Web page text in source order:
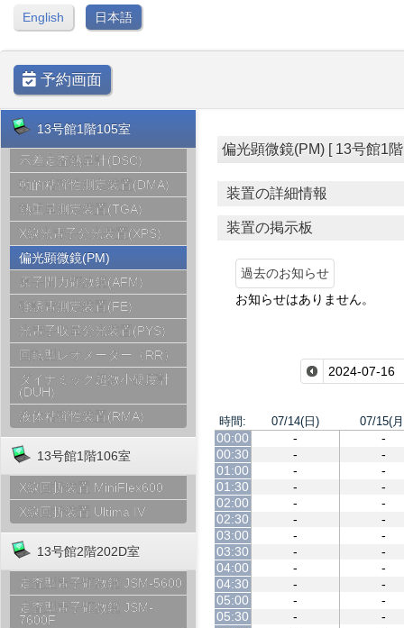
English 日本語
予約画面
13号館1階105室
示差走査熱量計(DSC)
動的粘弾性測定装置(DMA)
熱重量測定装置(TGA)
X線光電子分光装置(XPS)
偏光顕微鏡(PM)
原子間力顕微鏡(AFM)
強誘電測定装置(FE)
光電子収量分光装置(PYS)
回転型レオメーター（RR）
ダイナミック超微小硬度計
(DUH)
液体粘弾性装置(RMA)
13号館1階106室
X線回折装置 MiniFlex600
X線回折装置 Ultima IV
13号館2階202D室
走査型電子顕微鏡 JSM-5600
走査型電子顕微鏡 JSM-
7600F
偏光顕微鏡(PM) [ 13号館1
装置の詳細情報
装置の掲示板
過去のお知らせ
お知らせはありません。
時間: 07/14(日) 07/15(
00:00 -
-
00:30
-
-
01:00
-
-
01:30
-
-
02:00
-
-
02:30
-
-
03:00
-
-
03:30
-
-
04:00
-
-
04:30
-
-
05:00
-
-
05:30
-
-